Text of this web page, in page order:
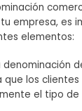
empresa, es
elementos:
denominación
los
el tipo de